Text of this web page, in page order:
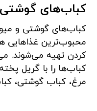
کباب‌های
کباب‌های گوشتی و
محبوب‌ترین غذاهایی
کردن تهیه می‌شوند.
کباب‌ها را با گریل
مرغ، کباب گوشتی،